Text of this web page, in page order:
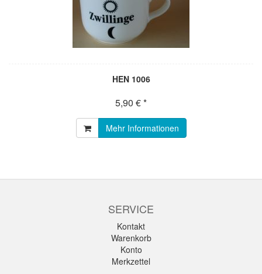
HEN 1006
5,90 € *
Mehr Informationen
SERVICE
Kontakt
Warenkorb
Konto
Merkzettel